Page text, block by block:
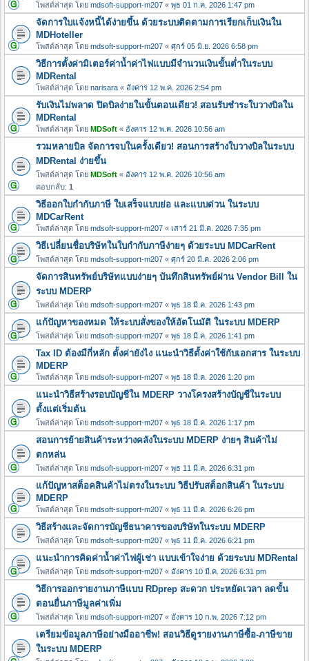
โพสต์ล่าสุด โดย mdsoft-support-m207 « พุธ 01 ก.ค. 2026 1:47 pm
จัดการใบแจ้งหนี้ได้ง่ายขึ้น ด้วยระบบติดตามการเรียกเก็บเงินใน
MDHoteller
โพสต์ล่าสุด โดย mdsoft-support-m207 « ศุกร์ 05 มิ.ย. 2026 6:58 pm
วิธีการตั้งค่ามิเตอร์ค่าน้ำค่าไฟแบบมีจำนวนเงินขั้นต่ำในระบบ
MDRental
โพสต์ล่าสุด โดย narisara « อังคาร 12 พ.ค. 2026 2:54 pm
รับเงินไม่พลาด ปิดบิลง่ายในขั้นตอนเดียว! สอนรับชำระใบวางบิลใน
MDRental
โพสต์ล่าสุด โดย MDSoft « อังคาร 12 พ.ค. 2026 10:56 am
รวมหลายบิล จัดการจบในครั้งเดียว! สอนการสร้างใบวางบิลในระบบ
MDRental ง่ายขึ้น
โพสต์ล่าสุด โดย MDSoft « อังคาร 12 พ.ค. 2026 10:56 am
ตอบกลับ: 1
วิธีออกใบกำกับภาษี ใบเสร็จแบบย่อ และแบบด่วน ในระบบ
MDCarRent
โพสต์ล่าสุด โดย mdsoft-support-m207 « เสาร์ 21 มี.ค. 2026 7:35 pm
วิธีเปลี่ยนชื่อบริษัทในใบกำกับภาษีง่ายๆ ด้วยระบบ MDCarRent
โพสต์ล่าสุด โดย mdsoft-support-m207 « ศุกร์ 20 มี.ค. 2026 2:06 pm
จัดการสินทรัพย์บริษัทแบบง่ายๆ บันทึกสินทรัพย์ผ่าน Vendor Bill ใน
ระบบ MDERP
โพสต์ล่าสุด โดย mdsoft-support-m207 « พุธ 18 มี.ค. 2026 1:43 pm
แก้ปัญหาของหมด ให้ระบบสั่งของให้อัตโนมัติ ในระบบ MDERP
โพสต์ล่าสุด โดย mdsoft-support-m207 « พุธ 18 มี.ค. 2026 1:41 pm
Tax ID ต้องมีกี่หลัก ตั้งค่ายังไง แนะนำวิธีตั้งค่าใช้กับเอกสาร ในระบบ
MDERP
โพสต์ล่าสุด โดย mdsoft-support-m207 « พุธ 18 มี.ค. 2026 1:20 pm
แนะนำวิธีสร้างรอบบัญชีใน MDERP วางโครงสร้างบัญชีในระบบ
ตั้งแต่เริ่มต้น
โพสต์ล่าสุด โดย mdsoft-support-m207 « พุธ 18 มี.ค. 2026 1:17 pm
สอนการย้ายสินค้าระหว่างคลังในระบบ MDERP ง่ายๆ สินค้าไม่
ตกหล่น
โพสต์ล่าสุด โดย mdsoft-support-m207 « พุธ 11 มี.ค. 2026 6:31 pm
แก้ปัญหาสต็อคสินค้าไม่ตรงในระบบ วิธีปรับสต็อกสินค้า ในระบบ
MDERP
โพสต์ล่าสุด โดย mdsoft-support-m207 « พุธ 11 มี.ค. 2026 6:26 pm
วิธีสร้างและจัดการบัญชีธนาคารของบริษัทในระบบ MDERP
โพสต์ล่าสุด โดย mdsoft-support-m207 « พุธ 11 มี.ค. 2026 6:21 pm
แนะนำการคิดค่าน้ำค่าไฟผู้เช่า แบบเข้าใจง่าย ด้วยระบบ MDRental
โพสต์ล่าสุด โดย mdsoft-support-m207 « อังคาร 10 มี.ค. 2026 6:31 pm
วิธีการออกรายงานภาษีแบบ RDprep สะดวก ประหยัดเวลา ลดขั้น
ตอนยื่นภาษีมูลค่าเพิ่ม
โพสต์ล่าสุด โดย mdsoft-support-m207 « อังคาร 10 ก.พ. 2026 7:12 pm
เตรียมข้อมูลภาษีอย่างมืออาชีพ! สอนวิธีดูรายงานภาษีซื้อ-ภาษีขาย
ในระบบ MDERP